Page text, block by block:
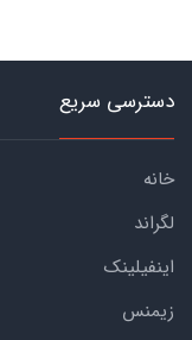
دسترسی سریع
خانه
لگراند
اینفیلینک
زیمنس